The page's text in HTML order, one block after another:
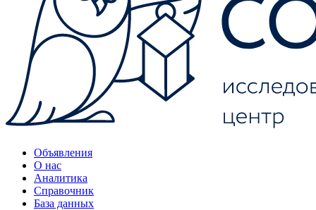
Объявления
О нас
Аналитика
Справочник
База данных